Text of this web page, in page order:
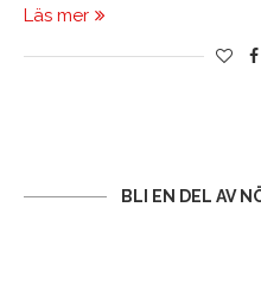
Läs mer
BLI EN DEL AV